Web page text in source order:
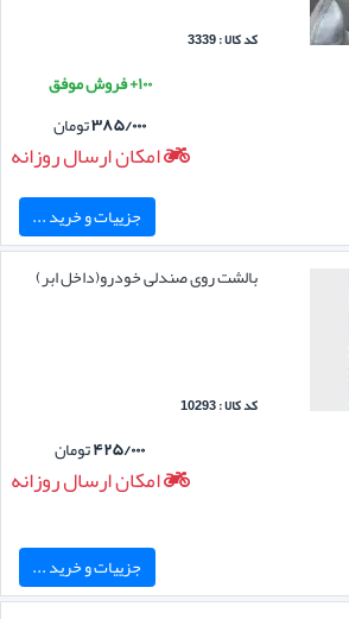
کد کالا : 3339
۱۰۰+ فروش موفق
۳۸۵/۰۰۰تومان
امکان ارسال روزانه
جزییات و خرید ...
بالشت روی صندلی خودرو(داخل ابر)
کد کالا : 10293
۴۲۵/۰۰۰تومان
امکان ارسال روزانه
جزییات و خرید ...